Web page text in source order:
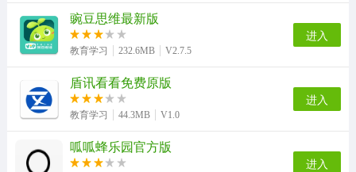
豌豆思维最新版
教育学习 232.6MB V2.7.5
进入
盾讯看看免费原版
教育学习 44.3MB V1.0
进入
呱呱蜂乐园官方版
进入